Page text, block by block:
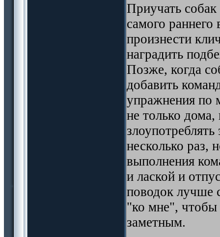
Приучать собак
самого
произнести
наградить
Позже, когда
добавить
упражнения по
не только
несколько раз,
выполнения
и лаской и
поводок лучше
"ко мне", чтобы
заметным.